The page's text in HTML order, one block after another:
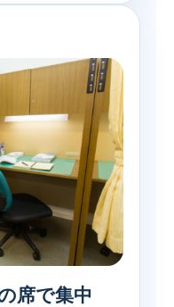
席で集中